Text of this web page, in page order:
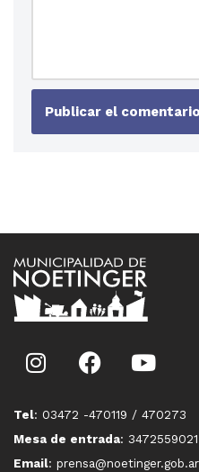
Tel: 03472 -470119 / 470273
Mesa de entrada: 3472559021
Email: prensa@noetinger.gob.ar